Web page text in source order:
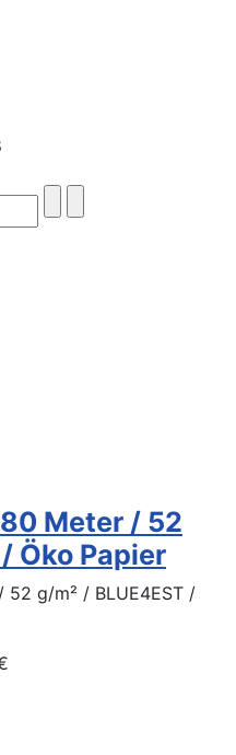
Meter / 52
Öko Papier
g/m² / BLUE4EST /